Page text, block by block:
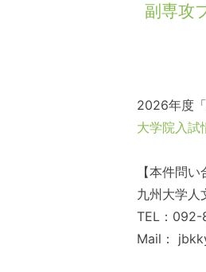
副専攻
2026年度
大学院入試
【本件問い
九州大学人
TEL：
Mail：